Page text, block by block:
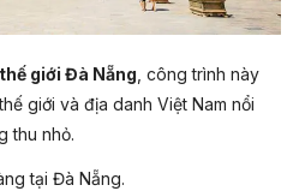
giới Đà Nẵng công trình này
giới và địa danh Việt Nam nổi
thu nhỏ.
tại Đà Nẵng.